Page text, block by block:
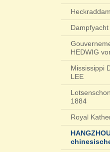
Dampfyacht
HEDWIG
Mississippi
LEE
1884
Royal